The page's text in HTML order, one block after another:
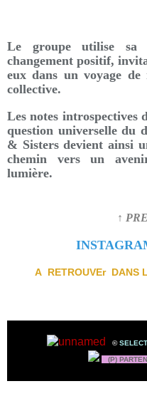
Le groupe utilise sa
changement positif,
eux dans un voyage
collective.
Les notes introspectives
question universelle du
& Sisters devient ainsi
chemin vers un
lumière.
↑
A RETROUVEr DANS
©
(P)